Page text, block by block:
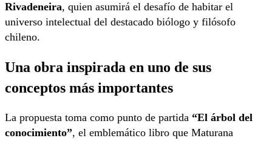
Rivadeneira, quien asumirá el desafío de habitar el
universo intelectual del destacado biólogo y filósofo
chileno.
Una obra inspirada en uno de sus
conceptos más importantes
La propuesta toma como punto de partida “El árbol del
conocimiento”, el emblemático libro que Maturana